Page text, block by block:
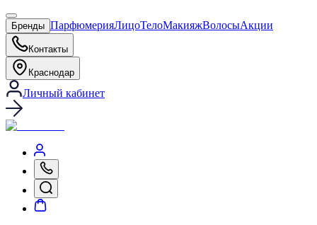
Бренды ПарфюмерияЛицоТелоМакияжВолосыАкции
Контакты
Краснодар
Личный кабинет